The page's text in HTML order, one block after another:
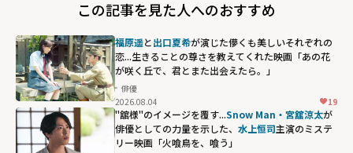
この記事を見た人へのおすすめ
福原遥と出口夏希が演じた儚くも美しいそれぞれの
恋...生きることの尊さを教えてくれた映画「あの花
が咲く丘で、君とまた出会えたら。」
俳優
2026.08.04
19
"舘様"のイメージを覆す...Snow Man・宮舘涼太が
俳優としての力量を示した、 水上恒司主演のミステ
リー映画「火喰鳥を、喰う」